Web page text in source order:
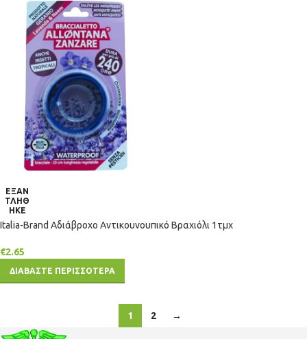
ΕΞΑΝ
ΤΛΗΘ
ΗΚΕ
Italia-Brand Αδιάβροχο Αντικουνουπικό Βραχιόλι 1τμχ
€2.65
ΔΙΑΒΑΣΤΕ ΠΕΡΙΣΣΟΤΕΡΑ
1 2 →